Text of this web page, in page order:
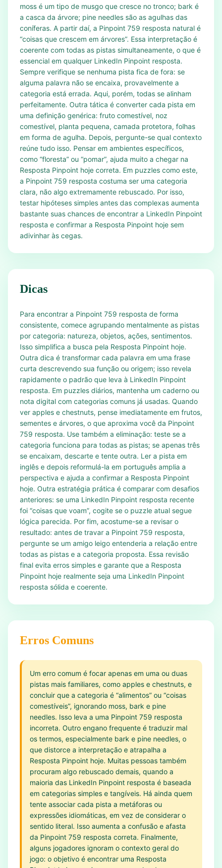
moss é um tipo de musgo que cresce no tronco; bark é
a casca da árvore; pine needles são as agulhas das
coníferas. A partir daí, a Pinpoint 759 resposta natural é
“coisas que crescem em árvores”. Essa interpretação é
coerente com todas as pistas simultaneamente, o que é
essencial em qualquer LinkedIn Pinpoint resposta.
Sempre verifique se nenhuma pista fica de fora: se
alguma palavra não se encaixa, provavelmente a
categoria está errada. Aqui, porém, todas se alinham
perfeitamente. Outra tática é converter cada pista em
uma definição genérica: fruto comestível, noz
comestível, planta pequena, camada protetora, folhas
em forma de agulha. Depois, pergunte-se qual contexto
reúne tudo isso. Pensar em ambientes específicos,
como “floresta” ou “pomar”, ajuda muito a chegar na
Resposta Pinpoint hoje correta. Em puzzles como este,
a Pinpoint 759 resposta costuma ser uma categoria
clara, não algo extremamente rebuscado. Por isso,
testar hipóteses simples antes das complexas aumenta
bastante suas chances de encontrar a LinkedIn Pinpoint
resposta e confirmar a Resposta Pinpoint hoje sem
adivinhar às cegas.
Dicas
Para encontrar a Pinpoint 759 resposta de forma
consistente, comece agrupando mentalmente as pistas
por categoria: natureza, objetos, ações, sentimentos.
Isso simplifica a busca pela Resposta Pinpoint hoje.
Outra dica é transformar cada palavra em uma frase
curta descrevendo sua função ou origem; isso revela
rapidamente o padrão que leva à LinkedIn Pinpoint
resposta. Em puzzles diários, mantenha um caderno ou
nota digital com categorias comuns já usadas. Quando
ver apples e chestnuts, pense imediatamente em frutos,
sementes e árvores, o que aproxima você da Pinpoint
759 resposta. Use também a eliminação: teste se a
categoria funciona para todas as pistas; se apenas três
se encaixam, descarte e tente outra. Ler a pista em
inglês e depois reformulá-la em português amplia a
perspectiva e ajuda a confirmar a Resposta Pinpoint
hoje. Outra estratégia prática é comparar com desafios
anteriores: se uma LinkedIn Pinpoint resposta recente
foi “coisas que voam”, cogite se o puzzle atual segue
lógica parecida. Por fim, acostume-se a revisar o
resultado: antes de travar a Pinpoint 759 resposta,
pergunte se um amigo leigo entenderia a relação entre
todas as pistas e a categoria proposta. Essa revisão
final evita erros simples e garante que a Resposta
Pinpoint hoje realmente seja uma LinkedIn Pinpoint
resposta sólida e coerente.
Erros Comuns
Um erro comum é focar apenas em uma ou duas
pistas mais familiares, como apples e chestnuts, e
concluir que a categoria é “alimentos” ou “coisas
comestíveis”, ignorando moss, bark e pine
needles. Isso leva a uma Pinpoint 759 resposta
incorreta. Outro engano frequente é traduzir mal
os termos, especialmente bark e pine needles, o
que distorce a interpretação e atrapalha a
Resposta Pinpoint hoje. Muitas pessoas também
procuram algo rebuscado demais, quando a
maioria das LinkedIn Pinpoint resposta é baseada
em categorias simples e tangíveis. Há ainda quem
tente associar cada pista a metáforas ou
expressões idiomáticas, em vez de considerar o
sentido literal. Isso aumenta a confusão e afasta
da Pinpoint 759 resposta correta. Finalmente,
alguns jogadores ignoram o contexto geral do
jogo: o objetivo é encontrar uma Resposta